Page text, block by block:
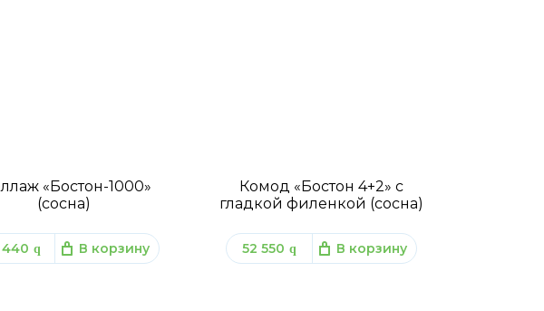
«Бостон-1000»
(сосна)
440 q В корзину
Комод «Бостон 4+2» с
гладкой филенкой (сосна)
52 550 q В корзину